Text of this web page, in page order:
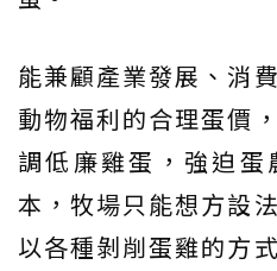
能兼顧產業發展、消
動物福利的合理蛋價
調低廉雞蛋，強迫
本，牧場只能想方設
以各種剝削蛋雞的方